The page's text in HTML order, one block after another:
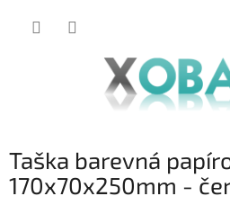
Taška barevná
170x70x250mm -